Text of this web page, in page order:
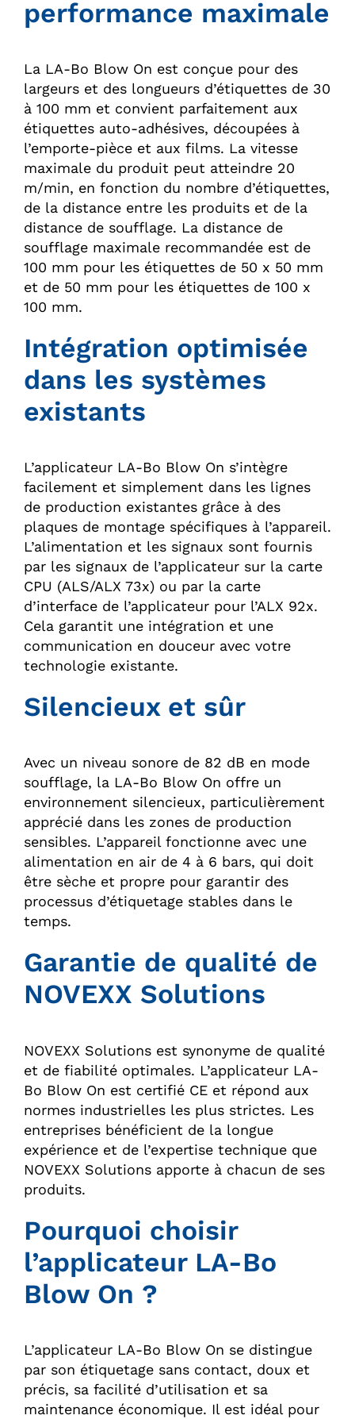
performance maximale
La LA-Bo Blow On est conçue pour des
largeurs et des longueurs d’étiquettes de 30
à 100 mm et convient parfaitement aux
étiquettes auto-adhésives, découpées à
l’emporte-pièce et aux films. La vitesse
maximale du produit peut atteindre 20
m/min, en fonction du nombre d’étiquettes,
de la distance entre les produits et de la
distance de soufflage. La distance de
soufflage maximale recommandée est de
100 mm pour les étiquettes de 50 x 50 mm
et de 50 mm pour les étiquettes de 100 x
100 mm.
Intégration optimisée
dans les systèmes
existants
L’applicateur LA-Bo Blow On s’intègre
facilement et simplement dans les lignes
de production existantes grâce à des
plaques de montage spécifiques à l’appareil.
L’alimentation et les signaux sont fournis
par les signaux de l’applicateur sur la carte
CPU (ALS/ALX 73x) ou par la carte
d’interface de l’applicateur pour l’ALX 92x.
Cela garantit une intégration et une
communication en douceur avec votre
technologie existante.
Silencieux et sûr
Avec un niveau sonore de 82 dB en mode
soufflage, la LA-Bo Blow On offre un
environnement silencieux, particulièrement
apprécié dans les zones de production
sensibles. L’appareil fonctionne avec une
alimentation en air de 4 à 6 bars, qui doit
être sèche et propre pour garantir des
processus d’étiquetage stables dans le
temps.
Garantie de qualité de
NOVEXX Solutions
NOVEXX Solutions est synonyme de qualité
et de fiabilité optimales. L’applicateur LA-
Bo Blow On est certifié CE et répond aux
normes industrielles les plus strictes. Les
entreprises bénéficient de la longue
expérience et de l’expertise technique que
NOVEXX Solutions apporte à chacun de ses
produits.
Pourquoi choisir
l’applicateur LA-Bo
Blow On ?
L’applicateur LA-Bo Blow On se distingue
par son étiquetage sans contact, doux et
précis, sa facilité d’utilisation et sa
maintenance économique. Il est idéal pour